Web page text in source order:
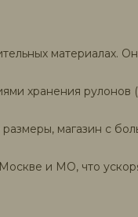
материалах.
хранения
магазин с
и МО, что